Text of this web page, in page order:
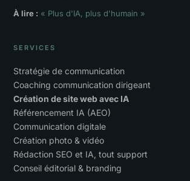
À lire : « Plus d'IA, plus d'humain »
SERVICES
Stratégie de communication
Coaching communication dirigeant
Création de site web avec IA
Référencement IA (AEO)
Communication digitale
Création photo & vidéo
Rédaction SEO et IA, tout support
Conseil éditorial & branding